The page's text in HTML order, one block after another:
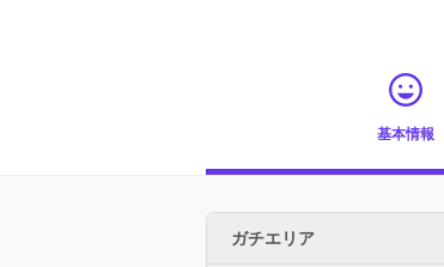
基本情報
ガチエリア